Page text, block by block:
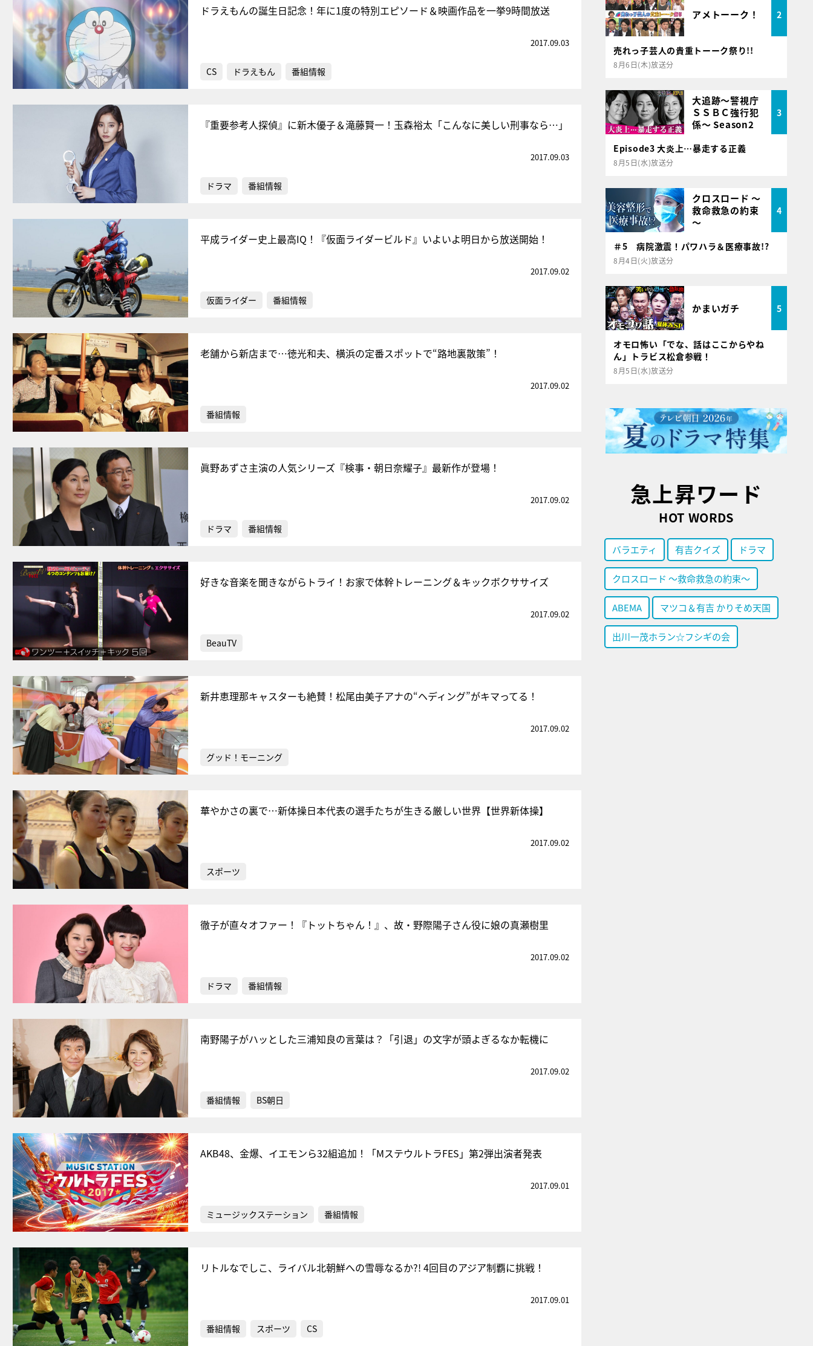
ドラえもんの誕生日記念！年に1度の特別エピソード＆映画作品を一挙9時間放送
2017.09.03
CS ドラえもん 番組情報
『重要参考人探偵』に新木優子＆滝藤賢一！玉森裕太「こんなに美しい刑事なら…」
2017.09.03
ドラマ 番組情報
平成ライダー史上最高IQ！『仮面ライダービルド』いよいよ明日から放送開始！
2017.09.02
仮面ライダー 番組情報
老舗から新店まで…徳光和夫、横浜の定番スポットで“路地裏散策”！
2017.09.02
番組情報
眞野あずさ主演の人気シリーズ『検事・朝日奈耀子』最新作が登場！
2017.09.02
ドラマ 番組情報
好きな音楽を聞きながらトライ！お家で体幹トレーニング＆キックボクササイズ
2017.09.02
BeauTV
新井恵理那キャスターも絶賛！松尾由美子アナの“ヘディング”がキマってる！
2017.09.02
グッド！モーニング
華やかさの裏で…新体操日本代表の選手たちが生きる厳しい世界【世界新体操】
2017.09.02
スポーツ
徹子が直々オファー！『トットちゃん！』、故・野際陽子さん役に娘の真瀬樹里
2017.09.02
ドラマ 番組情報
南野陽子がハッとした三浦知良の言葉は？「引退」の文字が頭よぎるなか転機に
2017.09.02
番組情報 BS朝日
AKB48、金爆、イエモンら32組追加！「MステウルトラFES」第2弾出演者発表
2017.09.01
ミュージックステーション 番組情報
リトルなでしこ、ライバル北朝鮮への雪辱なるか?! 4回目のアジア制覇に挑戦！
2017.09.01
番組情報 スポーツ CS
アメトーーク！ 2
売れっ子芸人の貴重トーーク祭り!!
8月6日(木)放送分
大追跡～警視庁
ＳＳＢＣ強行犯
係～ Season2
3
Episode3 大炎上…暴走する正義
8月5日(水)放送分
クロスロード ～
救命救急の約束
～
4
＃5 病院激震！パワハラ＆医療事故!?
8月4日(火)放送分
かまいガチ 5
オモロ怖い「でな、話はここからやね
ん」トラビス松倉参戦！
8月5日(水)放送分
急上昇ワード
HOT WORDS
バラエティ 有吉クイズ ドラマ
クロスロード ～救命救急の約束～
ABEMA マツコ＆有吉 かりそめ天国
出川一茂ホラン☆フシギの会